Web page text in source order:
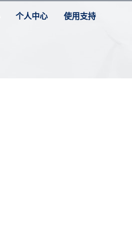
个人中心 使用支持